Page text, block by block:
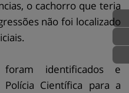
o cachorro que teria
não foi localizado
identificados e
Polícia Científica para a